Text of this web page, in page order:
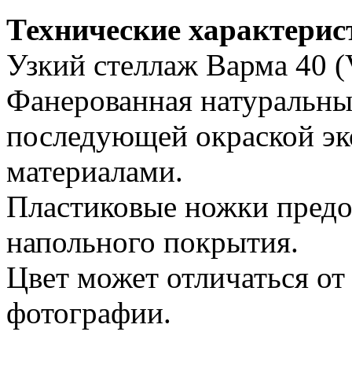
Технические
Узкий стеллаж Варма 40
Фанерованная
последующей окраской
материалами.
Пластиковые ножки
напольного покрытия.
Цвет может отличаться
фотографии.